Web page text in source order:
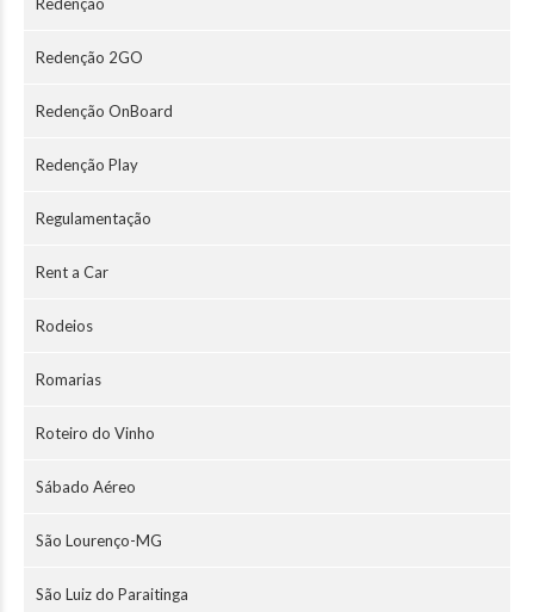
Redenção 2GO
Redenção OnBoard
Redenção Play
Regulamentação
Rent a Car
Rodeios
Romarias
Roteiro do Vinho
Sábado Aéreo
São Lourenço-MG
São Luiz do Paraitinga